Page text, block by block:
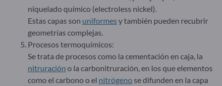
niquelado químico (electroless nickel).
Estas capas son uniformesy también pueden recubrir
geometrías complejas.
Procesos termoquímicos:
Se trata de procesos como la cementación en caja, la
nitruración o la carbonitruración, en los que elementos
como el carbono o el nitrógeno se difunden en la capa